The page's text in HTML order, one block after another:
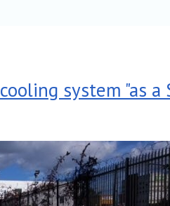
system "as a